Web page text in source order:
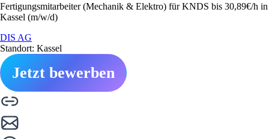
Fertigungsmitarbeiter (Mechanik & Elektro) für KNDS bis 30,89€/h in
Kassel (m/w/d)
DIS AG
Standort: Kassel
Jetzt bewerben